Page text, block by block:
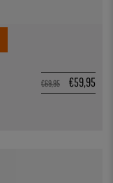
€69,95 €59,95